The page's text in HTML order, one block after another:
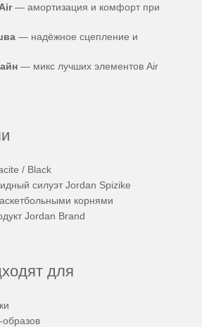
— амортизация и комфорт при
— надёжное сцепление и
— микс лучших элементов Air
/ Black
силуэт Jordan Spizike
корнями
Jordan Brand
для